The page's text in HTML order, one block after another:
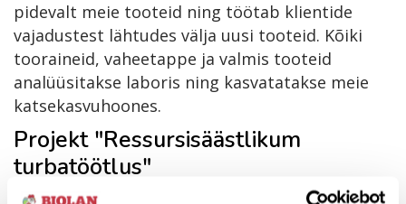
pidevalt meie tooteid ning töötab klientide
vajadustest lähtudes välja uusi tooteid. Kõiki
tooraineid, vaheetappe ja valmis tooteid
analüüsitakse laboris ning kasvatatakse meie
katsekasvuhoones.
Projekt "Ressursisäästlikum
turbatöötlus"